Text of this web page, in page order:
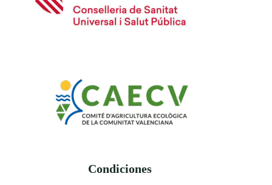
Condiciones